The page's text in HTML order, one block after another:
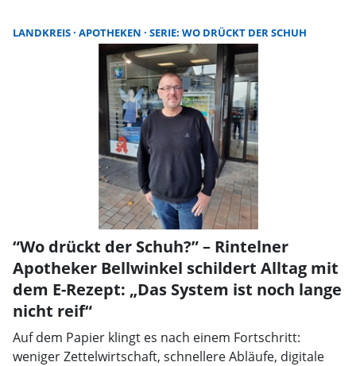
der Hammer-Gruppe getrennt. Dennoch: Die jetzt in
den Medien stark präsente Hammer-Insolvenz
beschäftigt Christian Scheffer und sein Team. Es
kursieren zu viele Gerüchte.
LANDKREIS APOTHEKEN SERIE: WO DRÜCKT DER SCHUH
“Wo drückt der Schuh?” – Rintelner
Apotheker Bellwinkel schildert Alltag mit
dem E-Rezept: „Das System ist noch lange
nicht reif“
Auf dem Papier klingt es nach einem Fortschritt:
weniger Zettelwirtschaft, schnellere Abläufe, digitale